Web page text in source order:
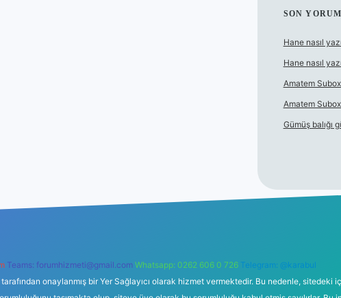
SON
Hane nasıl
Hane nasıl
Amatem
Amatem
Gümüş balığı
Teams: forumhizmeti@gmail.com Whatsapp: 0262 606 0 726 Telegram: @karabul
onaylanmış bir Yer Sağlayıcı olarak hizmet vermektedir. Bu nedenle,